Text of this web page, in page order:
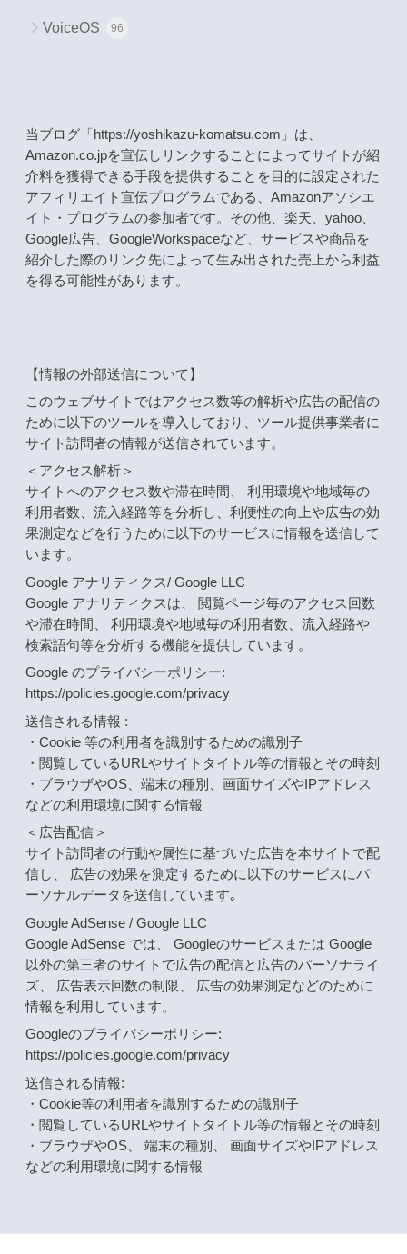
VoiceOS 96
当ブログ「https://yoshikazu-komatsu.com」は、
Amazon.co.jpを宣伝しリンクすることによってサイトが紹
介料を獲得できる手段を提供することを目的に設定された
アフィリエイト宣伝プログラムである、Amazonアソシエ
イト・プログラムの参加者です。その他、楽天、yahoo、
Google広告、GoogleWorkspaceなど、サービスや商品を
紹介した際のリンク先によって生み出された売上から利益
を得る可能性があります。
【情報の外部送信について】
このウェブサイトではアクセス数等の解析や広告の配信の
ために以下のツールを導入しており、ツール提供事業者に
サイト訪問者の情報が送信されています。
＜アクセス解析＞
サイトへのアクセス数や滞在時間、 利用環境や地域毎の
利用者数、流入経路等を分析し、利便性の向上や広告の効
果測定などを行うために以下のサービスに情報を送信して
います。
Google アナリティクス/ Google LLC
Google アナリティクスは、 閲覧ページ毎のアクセス回数
や滞在時間、 利用環境や地域毎の利用者数、流入経路や
検索語句等を分析する機能を提供しています。
Google のプライバシーポリシー:
https://policies.google.com/privacy
送信される情報 :
・Cookie 等の利用者を識別するための識別子
・閲覧しているURLやサイトタイトル等の情報とその時刻
・ブラウザやOS、端末の種別、画面サイズやIPアドレス
などの利用環境に関する情報
＜広告配信＞
サイト訪問者の行動や属性に基づいた広告を本サイトで配
信し、 広告の効果を測定するために以下のサービスにパ
ーソナルデータを送信しています｡
Google AdSense / Google LLC
Google AdSense では、 Googleのサービスまたは Google
以外の第三者のサイトで広告の配信と広告のパーソナライ
ズ、 広告表示回数の制限、 広告の効果測定などのために
情報を利用しています。
Googleのプライバシーポリシー:
https://policies.google.com/privacy
送信される情報:
・Cookie等の利用者を識別するための識別子
・閲覧しているURLやサイトタイトル等の情報とその時刻
・ブラウザやOS、 端末の種別、 画面サイズやIPアドレス
などの利用環境に関する情報